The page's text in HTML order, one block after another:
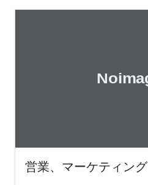
営業、マーケティング